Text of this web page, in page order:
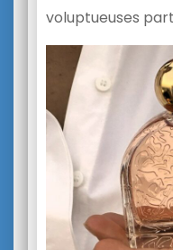
voluptueuses